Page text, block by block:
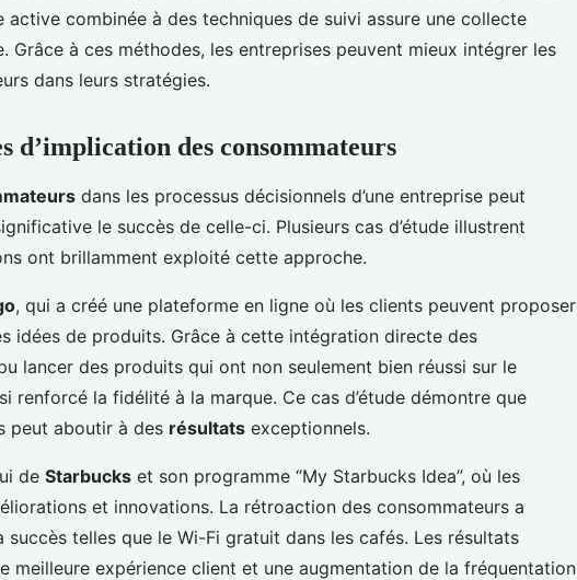
active combinée à des techniques de suivi assure une collecte
Grâce à ces méthodes, les entreprises peuvent mieux intégrer les
dans leurs stratégies.
d’implication des consommateurs
dans les processus décisionnels d’une entreprise peut
le succès de celle-ci. Plusieurs cas d’étude illustrent
ont brillamment exploité cette approche.
, qui a créé une plateforme en ligne où les clients peuvent proposer
idées de produits. Grâce à cette intégration directe des
lancer des produits qui ont non seulement bien réussi sur le
renforcé la fidélité à la marque. Ce cas d’étude démontre que
peut aboutir à des résultats exceptionnels.
de Starbucks et son programme “My Starbucks Idea”, où les
et innovations. La rétroaction des consommateurs a
telles que le Wi-Fi gratuit dans les cafés. Les résultats
meilleure expérience client et une augmentation de la fréquentation